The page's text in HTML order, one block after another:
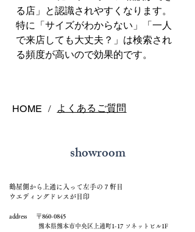
る店」と認識されやすくなります。
特に「サイズがわからない」「一人
で来店しても大丈夫？」は検索され
る頻度が高いので効果的です。
HOME / よくあるご質問
showroom
鶴屋側から上通に入って左手の７軒目
ウエディングドレスが目印
address 〒860-0845
熊本県熊本市中央区上通町1-17 ソネットビル1F